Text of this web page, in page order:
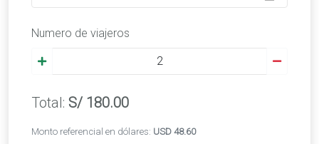
Numero de viajeros
Total: S/ 180.00
Monto referencial en dólares: USD 48.60